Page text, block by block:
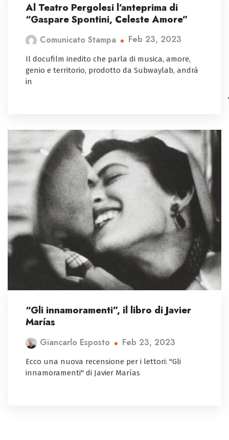
Al Teatro Pergolesi l’anteprima di
“Gaspare Spontini, Celeste Amore”
Comunicato Stampa Feb 23, 2023
Il docufilm inedito che parla di musica, amore,
genio e territorio, prodotto da Subwaylab, andrà
in
“Gli innamoramenti”, il libro di Javier
Marías
Giancarlo Esposto Feb 23, 2023
Ecco una nuova recensione per i lettori: "Gli
innamoramenti" di Javier Marías